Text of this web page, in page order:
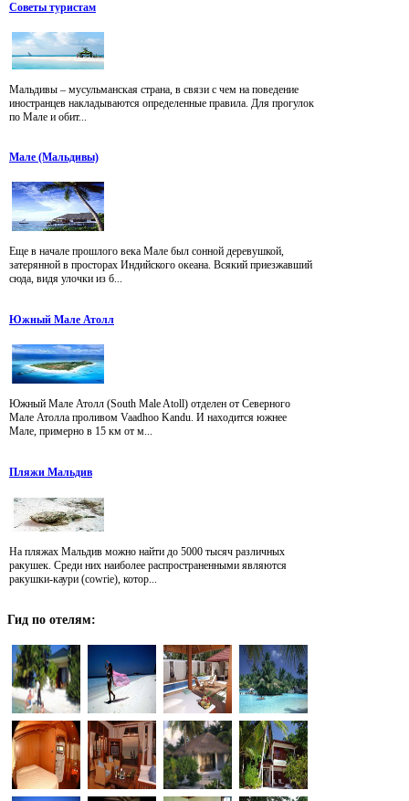
Советы туристам
Мальдивы – мусульманская страна, в связи с чем на поведение
иностранцев накладываются определенные правила. Для прогулок
по Мале и обит...
Мале (Мальдивы)
Еще в начале прошлого века Мале был сонной деревушкой,
затерянной в просторах Индийского океана. Всякий приезжавший
сюда, видя улочки из б...
Южный Мале Атолл
Южный Мале Атолл (South Male Atoll) отделен от Северного
Мале Атолла проливом Vaadhoo Kandu. И находится южнее
Мале, примерно в 15 км от м...
Пляжи Мальдив
На пляжах Мальдив можно найти до 5000 тысяч различных
ракушек. Среди них наиболее распространенными являются
ракушки-каури (cowrie), котор...
Гид по отелям: